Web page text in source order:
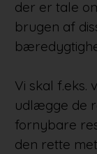
der er tale
brugen af
Vi skal
udlægge de
fornybare
den rette